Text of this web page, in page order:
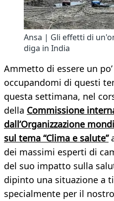
Ansa | Gli effetti di
diga in India
Ammetto di essere un
occupandomi di questi
questa settimana, nel
della Commissione
dall’Organizzazione
sul tema “Clima e salute”
dei massimi esperti di
del suo impatto sulla
dipinto una situazione a
specialmente per il